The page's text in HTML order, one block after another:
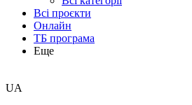
Всі проєкти
Онлайн
ТБ програма
Еще
UA